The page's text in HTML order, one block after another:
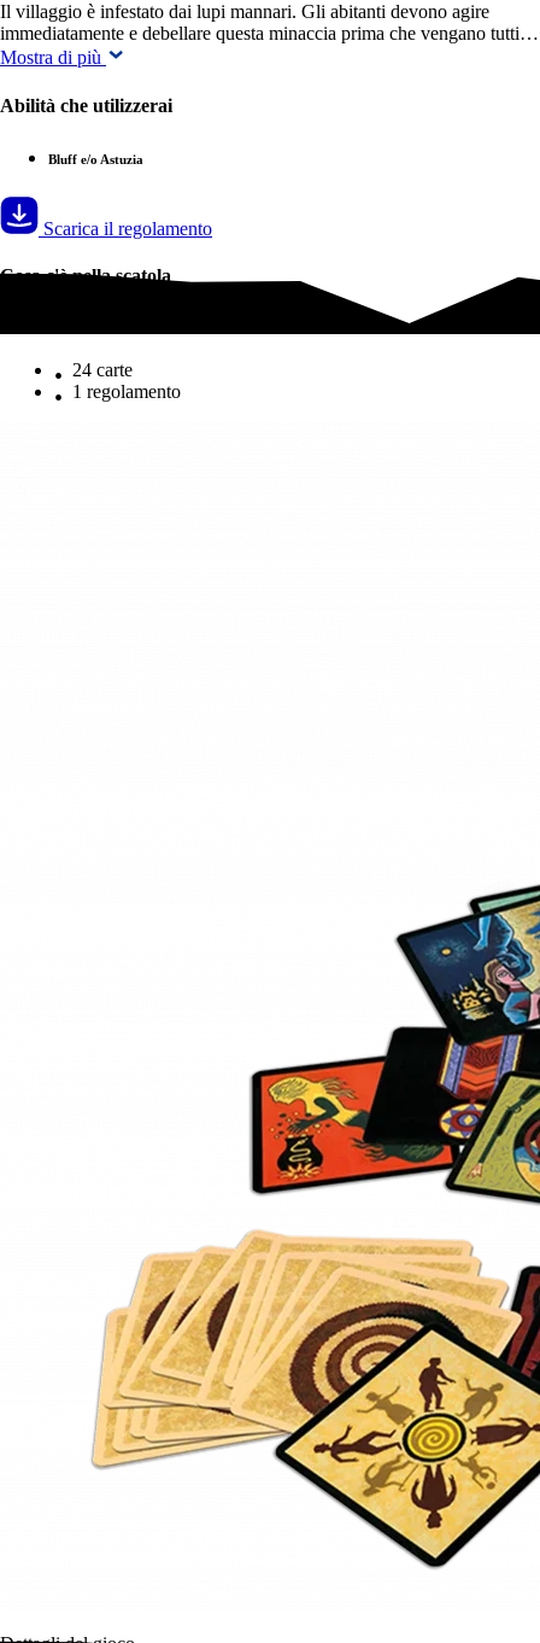
Il villaggio è infestato dai lupi mannari. Gli abitanti devono agire
immediatamente e debellare questa minaccia prima che vengano tutti…
Mostra di più
Abilità che utilizzerai
Bluff e/o Astuzia
Scarica il regolamento
Cosa c'è nella scatola
24 carte
1 regolamento